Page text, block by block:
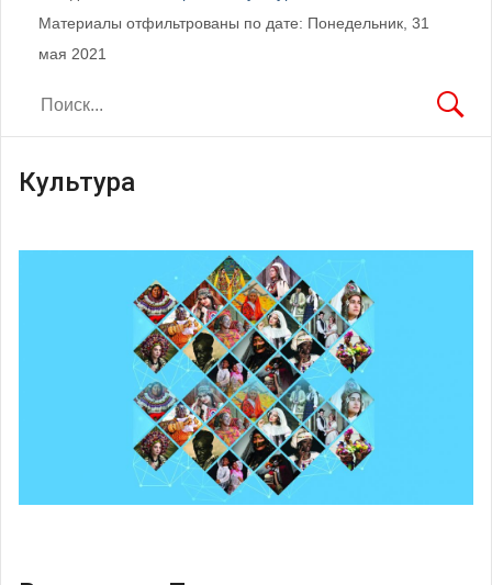
Материалы отфильтрованы по дате: Понедельник, 31
мая 2021
Культура